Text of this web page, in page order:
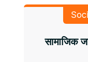
सामाजिक